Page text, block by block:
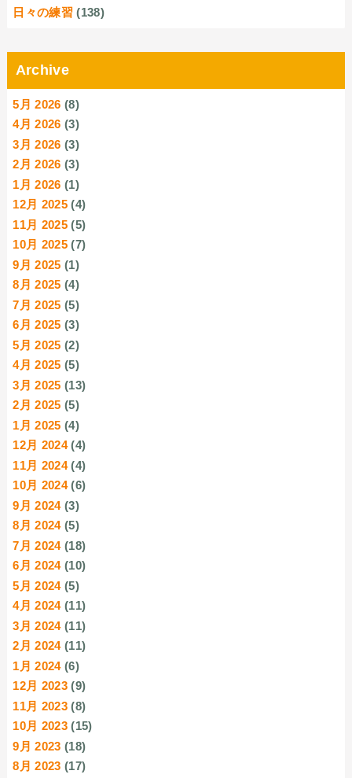
日々の練習 (138)
Archive
5月 2026 (8)
4月 2026 (3)
3月 2026 (3)
2月 2026 (3)
1月 2026 (1)
12月 2025 (4)
11月 2025 (5)
10月 2025 (7)
9月 2025 (1)
8月 2025 (4)
7月 2025 (5)
6月 2025 (3)
5月 2025 (2)
4月 2025 (5)
3月 2025 (13)
2月 2025 (5)
1月 2025 (4)
12月 2024(4)
11月 2024(4)
10月 2024(6)
9月 2024(3)
8月 2024(5)
7月 2024(18)
6月 2024(10)
5月 2024(5)
4月 2024(11)
3月 2024(11)
2月 2024(11)
1月 2024(6)
12月 2023 (9)
11月 2023 (8)
10月 2023 (15)
9月 2023 (18)
8月 2023 (17)